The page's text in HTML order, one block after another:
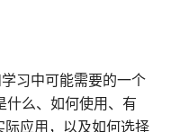
习中可能需要的一个
什么、如何使用、有
应用，以及如何选择